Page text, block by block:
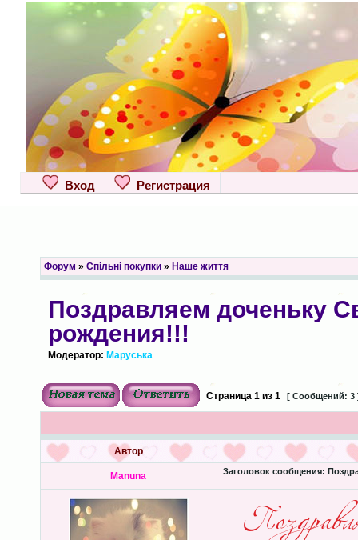
Вход Регистрация
Форум » Спільні покупки» Наше життя
Поздравляем доченьку
рождения!!!
Модератор: Маруська
Страница 1из 1 [ Сообщений: 3
Автор
Manuna Заголовок сообщения: